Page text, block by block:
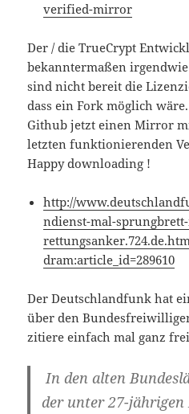
verified-mirror
Der / die TrueCrypt
bekanntermaßen
sind nicht bereit die
dass ein Fork möglich
Github jetzt einen Mirror
letzten funktionierenden
Happy downloading !
http://
ndienst-mal-
dram:article_id=289610
Der Deutschlandfunk hat
über den
zitiere einfach mal ganz
In den alten
der unter 27-